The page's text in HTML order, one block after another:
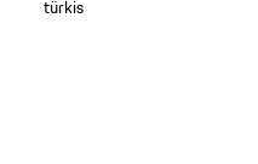
türkis